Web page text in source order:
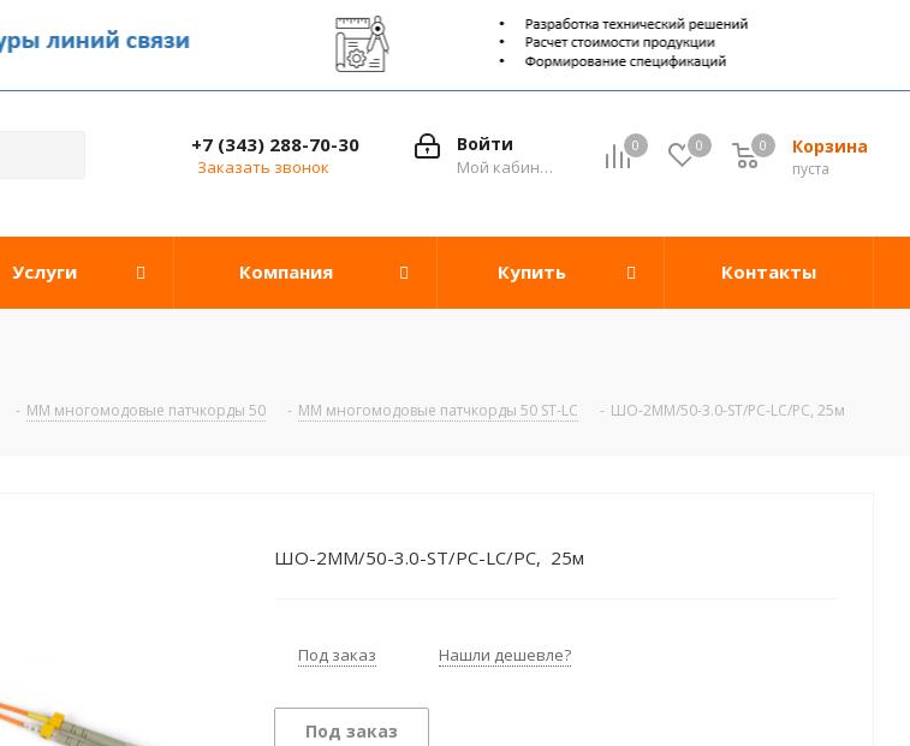
0 0 Корзина
0
пуста
0
Войти
Мой кабинет
+7 (343) 288-70-30
Заказать звонок
Услуги Компания Купить Контакты
- ММ многомодовые патчкорды 50 - ММ многомодовые патчкорды 50 ST-LC - ШО-2MM/50-3.0-ST/PC-LC/PC, 25м
ШО-2MM/50-3.0-ST/PC-LC/PC, 25м
Под заказ Нашли дешевле?
Под заказ